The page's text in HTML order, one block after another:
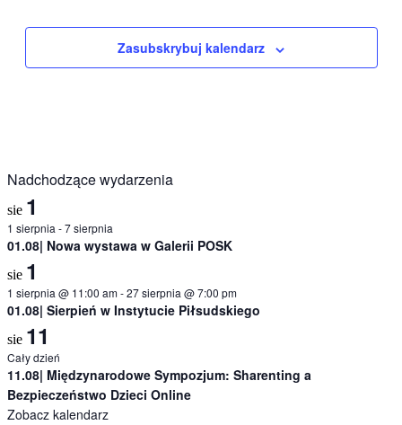
Zasubskrybuj kalendarz
Nadchodzące wydarzenia
sie 1
1 sierpnia-7 sierpnia
01.08| Nowa wystawa w Galerii POSK
sie 1
1 sierpnia @ 11:00 am-27 sierpnia @ 7:00 pm
01.08| Sierpień w Instytucie Piłsudskiego
sie 11
Cały dzień
11.08| Międzynarodowe Sympozjum: Sharenting a
Bezpieczeństwo Dzieci Online
Zobacz kalendarz